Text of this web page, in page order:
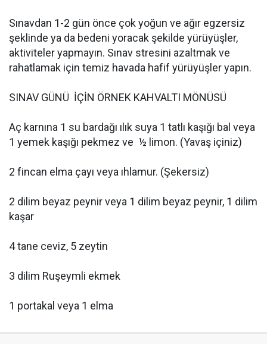
Sınavdan 1-2 gün önce çok yoğun ve ağır egzersiz
şeklinde ya da bedeni yoracak şekilde yürüyüşler,
aktiviteler yapmayın. Sınav stresini azaltmak ve
rahatlamak için temiz havada hafif yürüyüşler yapın.
SINAV GÜNÜ İÇİN ÖRNEK KAHVALTI MÖNÜSÜ
Aç karnına 1 su bardağı ılık suya 1 tatlı kaşığı bal veya
1 yemek kaşığı pekmez ve ½ limon. (Yavaş içiniz)
2 fincan elma çayı veya ıhlamur. (Şekersiz)
2 dilim beyaz peynir veya 1 dilim beyaz peynir, 1 dilim
kaşar
4 tane ceviz, 5 zeytin
3 dilim Ruşeymli ekmek
1 portakal veya 1 elma